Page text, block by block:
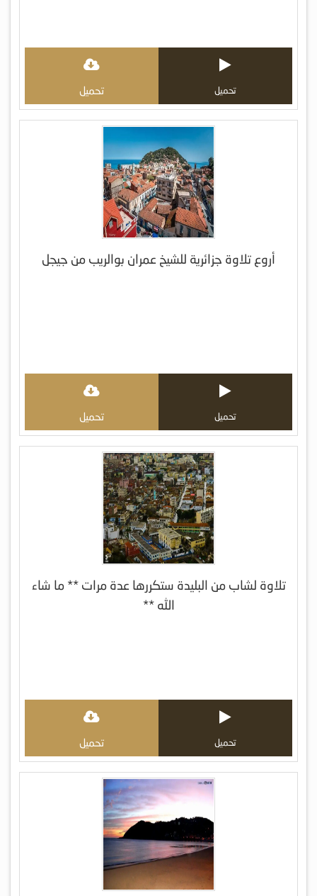
تحميل تحميل
أروع تلاوة جزائرية للشيخ عمران بوالريب من جيجل
تحميل تحميل
تلاوة لشاب من البليدة ستكررها عدة مرات ** ما شاء
الله **
تحميل تحميل